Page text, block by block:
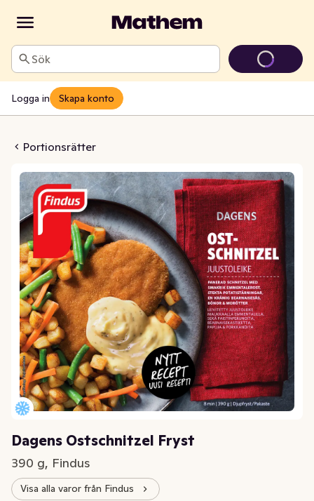
Sök
Logga in Skapa konto
Portionsrätter
Fryst
Dagens Ostschnitzel Fryst
390 g, Findus
Visa alla varor från Findus